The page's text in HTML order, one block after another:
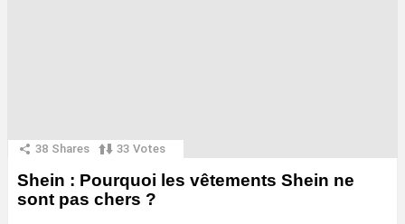
38 Shares 33 Votes
Shein : Pourquoi les vêtements Shein ne
sont pas chers ?